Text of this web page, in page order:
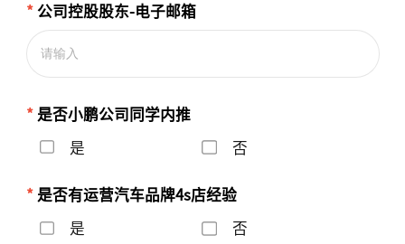
*公司控股股东-电子邮箱
*是否小鹏公司同学内推
是 否
*是否有运营汽车品牌4s店经验
是 否